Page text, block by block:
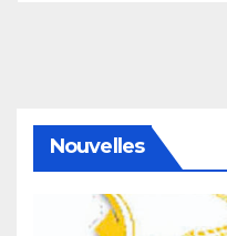
Nouvelles